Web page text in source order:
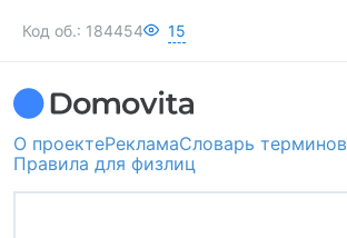
Код об.: 184454 15
О проектеРекламаСловарь терминов
Правила для физлиц